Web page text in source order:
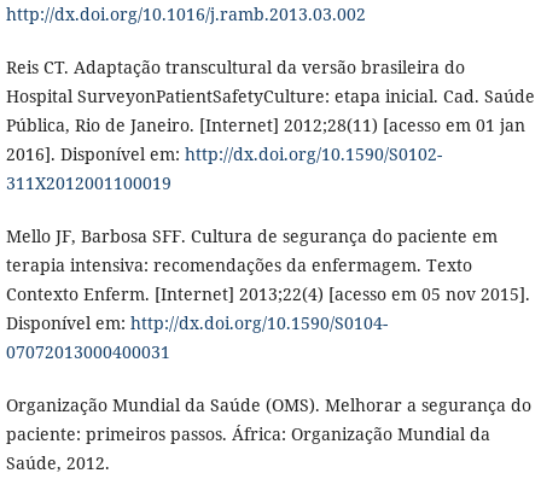
http://dx.doi.org/10.1016/j.ramb.2013.03.002
Reis CT. Adaptação transcultural da versão brasileira do
Hospital SurveyonPatientSafetyCulture: etapa inicial. Cad. Saúde
Pública, Rio de Janeiro. [Internet] 2012;28(11) [acesso em 01 jan
2016]. Disponível em: http://dx.doi.org/10.1590/S0102-
311X2012001100019
Mello JF, Barbosa SFF. Cultura de segurança do paciente em
terapia intensiva: recomendações da enfermagem. Texto
Contexto Enferm. [Internet] 2013;22(4) [acesso em 05 nov 2015].
Disponível em: http://dx.doi.org/10.1590/S0104-
07072013000400031
Organização Mundial da Saúde (OMS). Melhorar a segurança do
paciente: primeiros passos. África: Organização Mundial da
Saúde, 2012.